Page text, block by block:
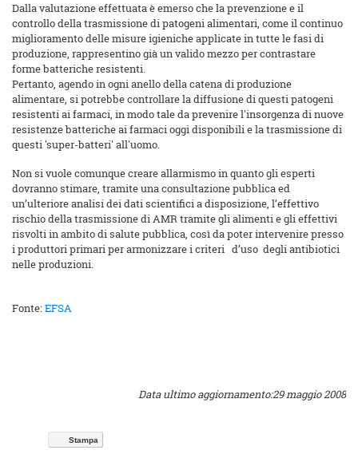
Dalla valutazione effettuata è emerso che la prevenzione e il
controllo della trasmissione di patogeni alimentari, come il continuo
miglioramento delle misure igieniche applicate in tutte le fasi di
produzione, rappresentino già un valido mezzo per contrastare
forme batteriche resistenti.
Pertanto, agendo in ogni anello della catena di produzione
alimentare, si potrebbe controllare la diffusione di questi patogeni
resistenti ai farmaci, in modo tale da prevenire l'insorgenza di nuove
resistenze batteriche ai farmaci oggi disponibili e la trasmissione di
questi 'super-batteri' all'uomo.
Non si vuole comunque creare allarmismo in quanto gli esperti
dovranno stimare, tramite una consultazione pubblica ed
un’ulteriore analisi dei dati scientifici a disposizione, l’effettivo
rischio della trasmissione di AMR tramite gli alimenti e gli effettivi
risvolti in ambito di salute pubblica, così da poter intervenire presso
i produttori primari per armonizzare i criteri d’uso degli antibiotici
nelle produzioni.
Fonte:EFSA
Data ultimo aggiornamento:29 maggio 2008
Stampa